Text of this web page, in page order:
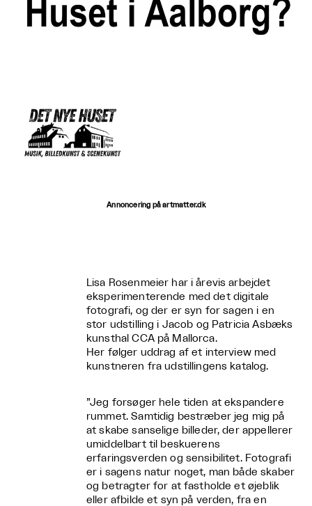
Annoncering på artmatter.dk
Lisa Rosenmeier har i årevis arbejdet
eksperimenterende med det digitale
fotografi, og der er syn for sagen i en
stor udstilling i Jacob og Patricia Asbæks
kunsthal CCA på Mallorca.
Her følger uddrag af et interview med
kunstneren fra udstillingens katalog.
”Jeg forsøger hele tiden at ekspandere
rummet. Samtidig bestræber jeg mig på
at skabe sanselige billeder, der appellerer
umiddelbart til beskuerens
erfaringsverden og sensibilitet. Fotografi
er i sagens natur noget, man både skaber
og betragter for at fastholde et øjeblik
eller afbilde et syn på verden, fra en